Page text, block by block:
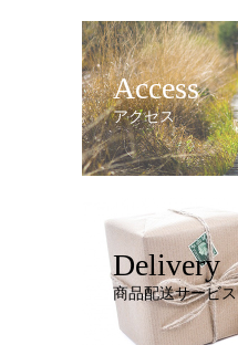
Access
アクセス
Delivery
商品配送サービス